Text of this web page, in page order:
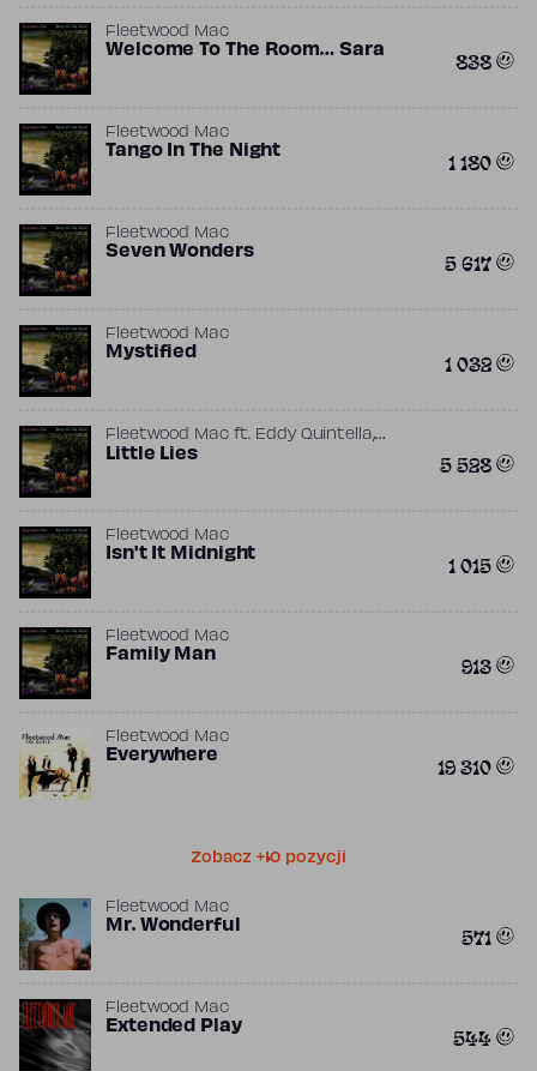
Fleetwood Mac
Welcome To The Room… Sara 838
Fleetwood Mac
Tango In The Night 1 180
Fleetwood Mac
Seven Wonders 5 617
Fleetwood Mac
Mystified 1 032
Fleetwood Macft. Eddy Quintella,
Lindsey Buckingham
Little Lies 5 528
Fleetwood Mac
Isn't It Midnight 1 015
Fleetwood Mac
Family Man 913
Fleetwood Mac
Everywhere 19 310
Zobacz +10 pozycji
Fleetwood Mac
Mr. Wonderful 571
Fleetwood Mac
Extended Play 544